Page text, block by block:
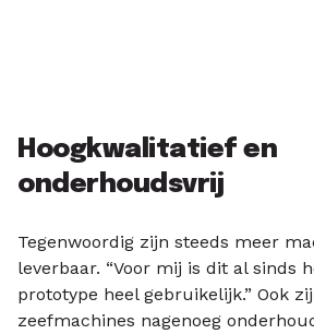
Hoogkwalitatief en
onderhoudsvrij
Tegenwoordig zijn steeds meer
leverbaar. “Voor mij is dit al sinds
prototype heel gebruikelijk.” Ook
zeefmachines nagenoeg